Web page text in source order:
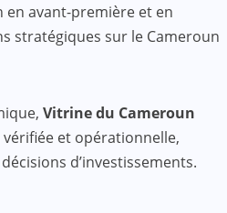
en avant-première et en
stratégiques sur le Cameroun
Vitrine du Cameroun
et opérationnelle,
d’investissements.